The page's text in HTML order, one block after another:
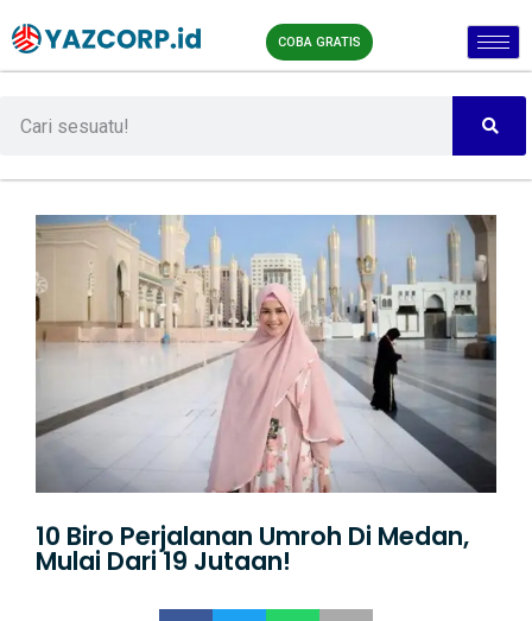
COBA GRATIS
10 Biro Perjalanan Umroh Di Medan,
Mulai Dari 19 Jutaan!